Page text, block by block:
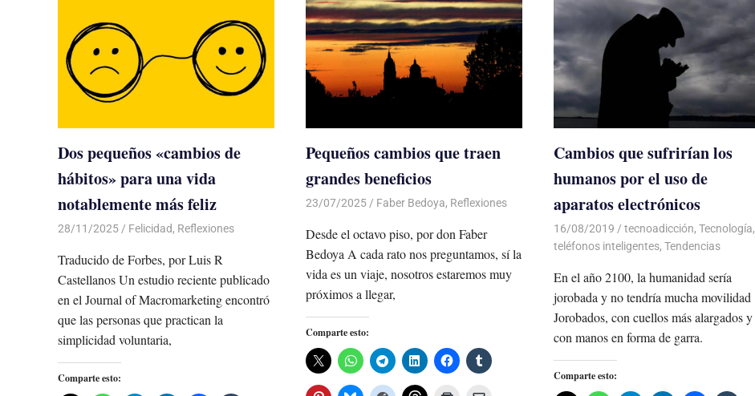
Dos pequeños «cambios de
hábitos» para una vida
notablemente más feliz
28/11/2025 De todo un Poco
Felicidad, Reflexiones
Traducido de Forbes, por Luis R
Castellanos Un estudio reciente publicado
en el Journal of Macromarketing encontró
que las personas que practican la
simplicidad voluntaria,
Comparte esto:
Pequeños cambios que traen
grandes beneficios
23/07/2025 De todo un Poco
Faber Bedoya, Reflexiones
Desde el octavo piso, por don Faber
Bedoya A cada rato nos preguntamos, sí la
vida es un viaje, nosotros estaremos muy
próximos a llegar,
Comparte esto:
Cambios que sufrirían los
humanos por el uso de
aparatos electrónicos
16/08/2019 De todo un Poco
tecnoadicción, Tecnología,
teléfonos inteligentes, Tendencias
En el año 2100, la humanidad sería
jorobada y no tendría mucha movilidad
Jorobados, con cuellos más alargados y
con manos en forma de garra.
Comparte esto: